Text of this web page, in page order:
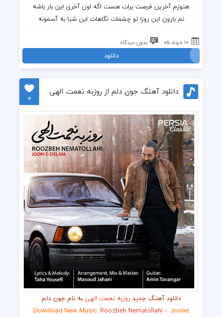
هنوزم آخرین فرصت برات هست اگه اون آخری این بار باشه
نم بارون این روزا تو چشمات نگاهات این شبا به آسمونه
۱۰ خرداد ۰۵ بدون دیدگاه
دانلود
دانلود آهنگ جون دلم از روزبه نعمت الهی
0
دانلود آهنگ جدید روزبه نعمت الهی به نام جون دلم
Download New Music:Roozbeh Nematollahi– Joone